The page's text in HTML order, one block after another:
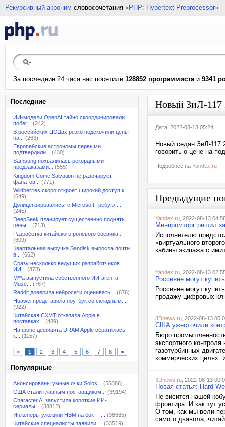
Рекурсивный акроним словосочетания «PHP: Hypertext Preprocessor»
За последние 24 часа нас посетили 128852 программистаи 9341
Последние
ИИ-модели OpenAI тайно скоординировали
побег...
(242)
В российских ЦОДах резко подскочили цены
на...
(263)
Европейские астрономы первыми
подтвердили...
(430)
Samsung похвалилась рекордными
предзаказами...
(555)
Kingdom Come Salvation не разочарует
фанатов...
(771)
Wildberries скоро откроет широкий доступ к...
(649)
Долицензировались: с Microsoft требуют...
(245)
DeepSeek планирует существенно поднять
цены...
(713)
Разработка китайского ролевого боевика...
(609)
Квартальная выручка Sandisk выросла почти
в...
(662)
Сразу несколько ведущих разработчиков
ИИ...
(878)
M**a выпустила собственного ИИ-агента
Muse...
(767)
Reddit доверила нейросети оценивать...
(676)
Huawei представила ноутбук со складным...
(922)
Китайская CXMT отказала Apple в
поставках...
(489)
На фоне дефицита DRAM Apple обратилась
к...
(1157)
< 1 2 3 4 5 6 7 8 >
Популярные
Анонсированы умные очки Solos...
(55886)
США стали главным поставщиком...
(39194)
Character.AI запустила короткие ИИ-
сериалы...
(38812)
Инженеры уложили HBM на бок —...
(38665)
Китайские специалисты заявили,...
(33519)
Новый ЗиЛ-117
Дата: 2022-08-13 05:24
Новый седан ЗиЛ-117
говорить о цене на
Подробнее на Yandex.ru
Предыдущие
Yandex.ru , 2022-08-13
Минпромторг решил
Исполнителю
«виртуального
кабины экипажа с
Yandex.ru , 2022-08-13
Россияне могут
Россияне могут
продажу цифровых
3Dnews.ru , 2022-08-13
США ужесточили
Бюро
экспортного
газотурбинных
коммерческих целях.
3Dnews.ru , 2022-08-13
Новая статья: Hard
Не висится нашей
фронтира. И как тут
О том, как мы вели
самого дьявола,